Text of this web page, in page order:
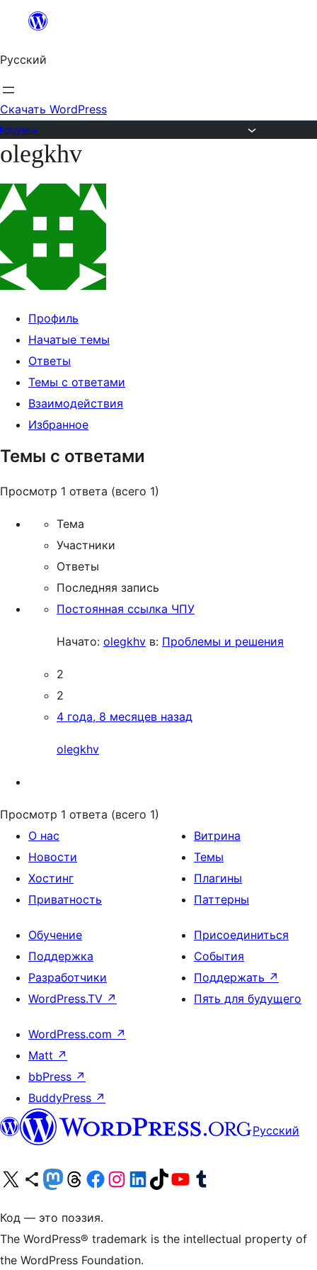
Перейти
содержимому
Русский
Скачать WordPress
Перейти
содержимому
olegkhv
Профиль
Начатые темы
Ответы
Темы с ответами
Взаимодействия
Избранное
Темы с ответами
Просмотр 1 ответа (всего 1)
Тема
Участники
Ответы
Последняя запись
Постоянная ссылка ЧПУ
Начато: olegkhv в: Проблемы и решения
2
2
4 года, 8 месяцев назад
olegkhv
Просмотр 1 ответа (всего 1)
О нас
Новости
Хостинг
Приватность
Витрина
Темы
Плагины
Паттерны
Обучение
Поддержка
Разработчики
WordPress.TV ↗
Присоединиться
События
Поддержать ↗
Пять для будущего
WordPress.com ↗
Matt ↗
bbPress ↗
BuddyPress ↗
Русский
Посетите нас в X (ранее Twitter)
Посетите нашу учётную запись в Bluesky
Посетите нашу ленту в Mastodon
Посетите нашу учётную запись в Threads
Посетите нашу страницу на Facebook
Посетите наш Instagram
Посетите нашу страницу в LinkedIn
Посетите нашу учётную запись в TikTok
Посетите наш канал YouTube
Посетите нашу учётную запись в Tumblr
Код — это поэзия.
The WordPress® trademark is the intellectual property of
the WordPress Foundation.